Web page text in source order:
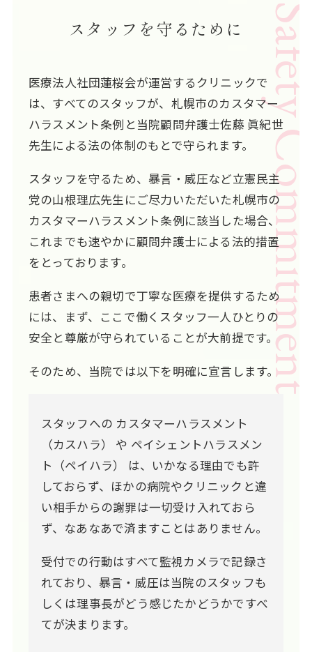
Safety
スタッフを守るために
医療法人社団蓮桜会が運営するクリニックで
は、すべてのスタッフが、札幌市のカスタマー
ハラスメント条例と当院顧問弁護士佐藤 眞紀世
先生による法の体制のもとで守られます。
スタッフを守るため、暴言・威圧など立憲民主
党の山根理広先生にご尽力いただいた札幌市の
カスタマーハラスメント条例に該当した場合、
これまでも速やかに顧問弁護士による法的措置
をとっております。
患者さまへの親切で丁寧な医療を提供するため
には、まず、ここで働くスタッフ一人ひとりの
安全と尊厳が守られていることが大前提です。
そのため、当院では以下を明確に宣言します。
スタッフへの カスタマーハラスメント
（カスハラ） や ペイシェントハラスメン
ト（ペイハラ） は、いかなる理由でも許
しておらず、ほかの病院やクリニックと違
い相手からの謝罪は一切受け入れておら
ず、なあなあで済ますことはありません。
受付での行動はすべて監視カメラで記録さ
れており、暴言・威圧は当院のスタッフも
しくは理事長がどう感じたかどうかですべ
てが決まります。